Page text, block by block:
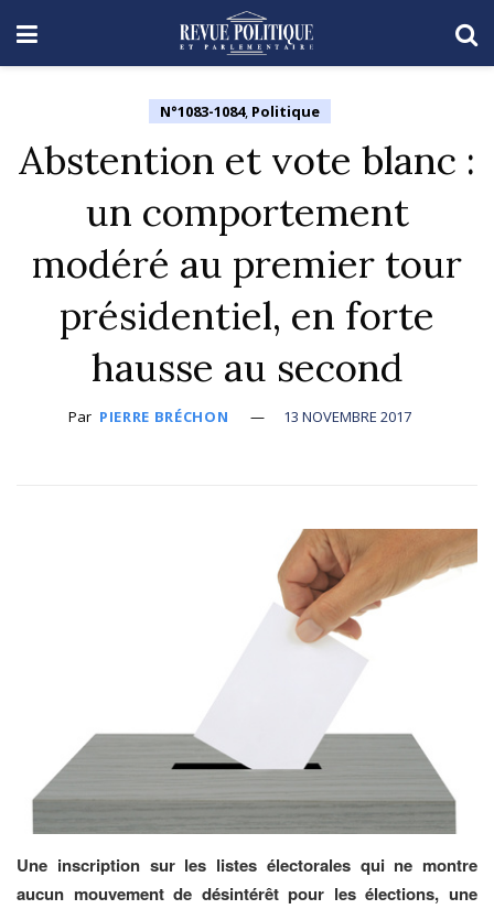
N°1083-1084, Politique
Abstention et vote blanc :
un comportement
modéré au premier tour
présidentiel, en forte
hausse au second
Par PIERRE BRÉCHON 13 NOVEMBRE 2017
Une inscription sur les listes électorales qui ne montre
aucun mouvement de désintérêt pour les élections, une